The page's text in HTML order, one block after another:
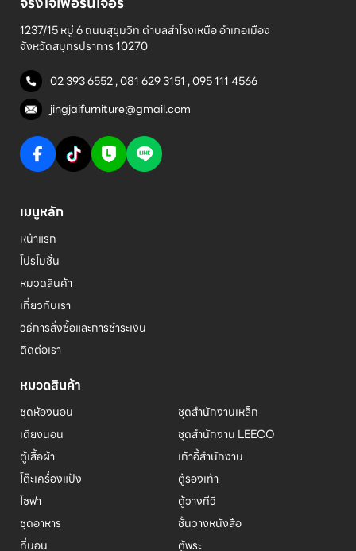
1237/15 หมู่ 6 ถนนสุขุมวิท ตำบลสำโรงเหนือ อำเภอเมือง
จังหวัดสมุทรปราการ 10270
02 393 6552,081 629 3151 ,095 111 4566
jingjaifurniture@gmail.com
เมนูหลัก
หน้าแรก
โปรโมชั่น
หมวดสินค้า
เกี่ยวกับเรา
วิธีการสั่งซื้อและการชำระเงิน
ติดต่อเรา
หมวดสินค้า
ชุดห้องนอน
เตียงนอน
ตู้เสื้อผ้า
โต๊ะเครื่องแป้ง
โซฟา
ชุดอาหาร
ที่นอน
ชุดสำนักงานเหล็ก
ชุดสำนักงาน LEECO
เก้าอี้สำนักงาน
ตู้รองเท้า
ตู้วางทีวี
ชั้นวางหนังสือ
ตู้พระ